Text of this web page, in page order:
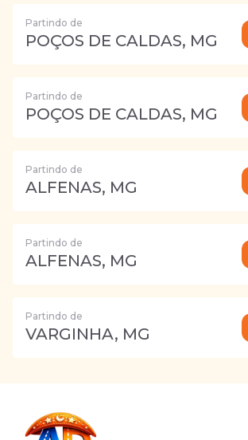
Partindo de
POÇOS DE CALDAS, MG
Partindo de
POÇOS DE CALDAS, MG
Partindo de
ALFENAS, MG
Partindo de
ALFENAS, MG
Partindo de
VARGINHA, MG